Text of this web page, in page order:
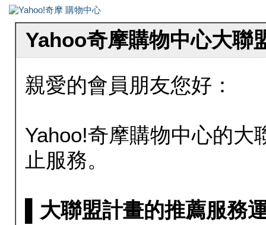
Yahoo奇摩購物中心大聯
親愛的會員朋友您好：
Yahoo!奇摩購物中心的大
止服務。
▌大聯盟計畫的推薦服務